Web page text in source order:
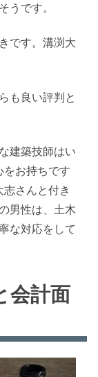
うです。
です。溝渕大
も良い評判と
建築技師はい
をお持ちです
さんと付き
男性は、土木
な対応をして
会計面